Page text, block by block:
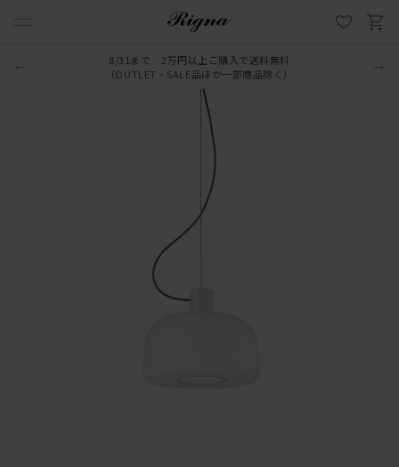
8/31まで 2万円以上ご購入で送料無料
（OUTLET・SALE品ほか一部商品除く）